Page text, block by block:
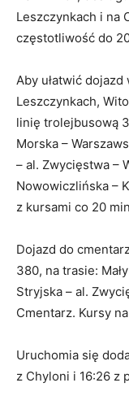
Leszczynkach i na
częstotliwość do
Aby ułatwić
Leszczynkach,
linię trolejbusową
Morska –
– al. Zwycięstwa –
Nowowiczlińska –
z kursami co 20
Dojazd do
380, na trasie:
Stryjska – al.
Cmentarz. Kursy
Uruchomia się
z Chyloni i 16:26 z